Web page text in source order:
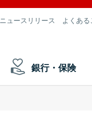
ニュースリリース よくあ
銀行・保険